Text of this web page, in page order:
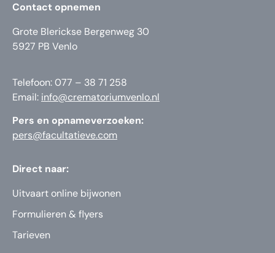
Contact opnemen
Grote Blerickse Bergenweg 30
5927 PB Venlo
Telefoon: 077 – 38 71 258
Email: info@crematoriumvenlo.nl
Pers en opnameverzoeken:
pers@facultatieve.com
Direct naar:
Uitvaart online bijwonen
Formulieren & flyers
Tarieven